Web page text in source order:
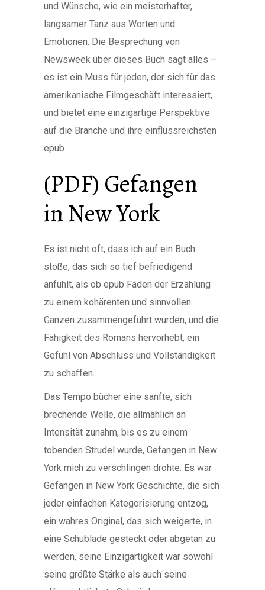
und Wünsche, wie ein meisterhafter,
langsamer Tanz aus Worten und
Emotionen. Die Besprechung von
Newsweek über dieses Buch sagt alles –
es ist ein Muss für jeden, der sich für das
amerikanische Filmgeschäft interessiert,
und bietet eine einzigartige Perspektive
auf die Branche und ihre einflussreichsten
epub
(PDF) Gefangen
in New York
Es ist nicht oft, dass ich auf ein Buch
stoße, das sich so tief befriedigend
anfühlt, als ob epub Fäden der Erzählung
zu einem kohärenten und sinnvollen
Ganzen zusammengeführt wurden, und die
Fähigkeit des Romans hervorhebt, ein
Gefühl von Abschluss und Vollständigkeit
zu schaffen.
Das Tempo bücher eine sanfte, sich
brechende Welle, die allmählich an
Intensität zunahm, bis es zu einem
tobenden Strudel wurde, Gefangen in New
York mich zu verschlingen drohte. Es war
Gefangen in New York Geschichte, die sich
jeder einfachen Kategorisierung entzog,
ein wahres Original, das sich weigerte, in
eine Schublade gesteckt oder abgetan zu
werden, seine Einzigartigkeit war sowohl
seine größte Stärke als auch seine